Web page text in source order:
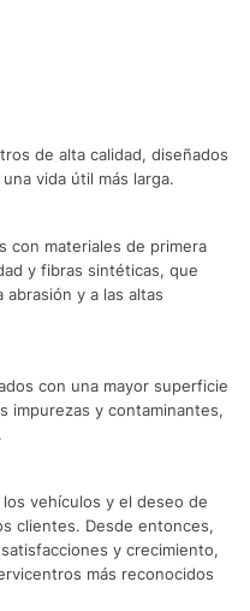
de alta calidad, diseñados
vida útil más larga.
con materiales de primera
y fibras sintéticas, que
y a las altas
con una mayor superficie
impurezas y contaminantes,
vehículos y el deseo de
clientes. Desde entonces,
y crecimiento,
más reconocidos